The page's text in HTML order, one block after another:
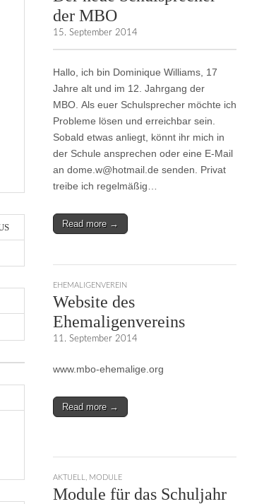
der MBO
15. September 2014
Hallo, ich bin Dominique Williams, 17
Jahre alt und im 12. Jahrgang der
MBO. Als euer Schulsprecher möchte ich
Probleme lösen und erreichbar sein.
Sobald etwas anliegt, könnt ihr mich in
der Schule ansprechen oder eine E-Mail
an dome.w@hotmail.de senden. Privat
treibe ich regelmäßig…
Read more →
EHEMALIGENVEREIN
Website des
Ehemaligenvereins
11. September 2014
www.mbo-ehemalige.org
Read more →
AKTUELL MODULE
Module für das Schuljahr